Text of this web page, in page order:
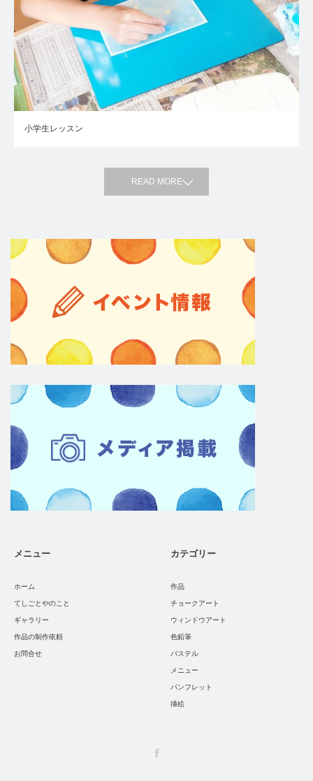
小学生レッスン
READ MORE
メニュー
ホーム
てしごとやのこと
ギャラリー
作品の制作依頼
お問合せ
カテゴリー
作品
チョークアート
ウィンドウアート
色鉛筆
パステル
メニュー
パンフレット
挿絵